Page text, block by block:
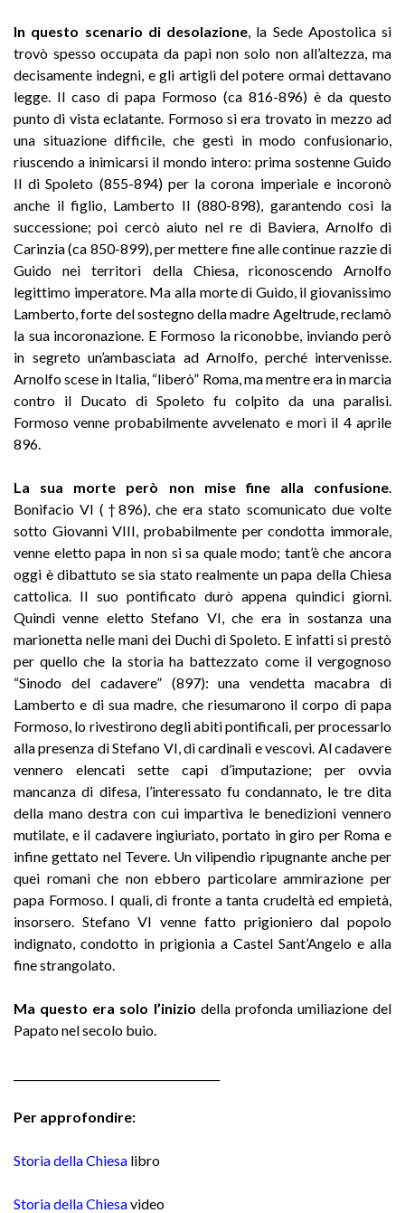
In questo scenario di desolazione , la Sede Apostolica si
trovò spesso occupata da papi non solo non all’altezza, ma
decisamente indegni, e gli artigli del potere ormai dettavano
legge. Il caso di papa Formoso (ca 816-896) è da questo
punto di vista eclatante. Formoso si era trovato in mezzo ad
una situazione difficile, che gestì in modo confusionario,
riuscendo a inimicarsi il mondo intero: prima sostenne Guido
II di Spoleto (855-894) per la corona imperiale e incoronò
anche il figlio, Lamberto II (880-898), garantendo così la
successione; poi cercò aiuto nel re di Baviera, Arnolfo di
Carinzia (ca 850-899), per mettere fine alle continue razzie di
Guido nei territori della Chiesa, riconoscendo Arnolfo
legittimo imperatore. Ma alla morte di Guido, il giovanissimo
Lamberto, forte del sostegno della madre Ageltrude, reclamò
la sua incoronazione. E Formoso la riconobbe, inviando però
in segreto un’ambasciata ad Arnolfo, perché intervenisse.
Arnolfo scese in Italia, “liberò” Roma, ma mentre era in marcia
contro il Ducato di Spoleto fu colpito da una paralisi.
Formosovenne probabilmente avvelenato e morì il 4 aprile
896.
La sua morte però non mise fine alla confusione
Bonifacio VI (†896), che era stato scomunicato due volte
sotto Giovanni VIII, probabilmente per condotta immorale,
venne eletto papa in non si sa quale modo; tant’è che ancora
oggi è dibattuto se sia stato realmente un papa della Chiesa
cattolica. Il suo pontificato durò appena quindici giorni.
Quindi venne eletto Stefano VI, che era in sostanza una
marionetta nelle mani dei Duchi di Spoleto. E infatti si prestò
per quello che la storia ha battezzato come il vergognoso
“Sinodo del cadavere” (897): una vendetta macabra di
Lamberto e di sua madre, che riesumarono il corpo di papa
Formoso, lo rivestirono degli abiti pontificali, per processarlo
alla presenza di Stefano VI, di cardinali e vescovi. Al cadavere
vennero elencati sette capi d’imputazione; per ovvia
mancanza di difesa, l’interessato fu condannato, le tre dita
della mano destra con cui impartiva le benedizioni vennero
mutilate, e il cadavere ingiuriato, portato in giro per Roma e
infine gettato nel Tevere. Un vilipendio ripugnante anche per
quei romani che non ebbero particolare ammirazione per
papa Formoso. I quali, di fronte a tanta crudeltà ed empietà,
insorsero. Stefano VI venne fatto prigioniero dal popolo
indignato, condotto in prigionia a Castel Sant’Angelo e alla
fine strangolato.
Ma questo era solo l’inizio della profonda umiliazione del
Papato nel secolo buio
Per approfondire:
Storia della Chiesa libro
Storia della Chiesavideo